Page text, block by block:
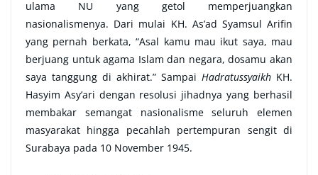
ulama NU yang getol memperjuangkan
nasionalismenya. Dari mulai KH. As’ad Syamsul Arifin
yang pernah berkata, “Asal kamu mau ikut saya, mau
berjuang untuk agama Islam dan negara, dosamu akan
saya tanggung di akhirat.” Sampai Hadratussyaikh KH.
Hasyim Asy’ari dengan resolusi jihadnya yang berhasil
membakar semangat nasionalisme seluruh elemen
masyarakat hingga pecahlah pertempuran sengit di
Surabaya pada 10 November 1945.